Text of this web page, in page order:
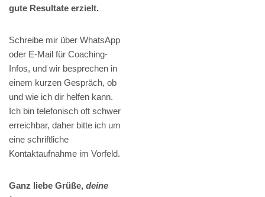
gute Resultate erzielt.
Schreibe mir über WhatsApp
oder E-Mail für Coaching-
Infos, und wir besprechen in
einem kurzen Gespräch, ob
und wie ich dir helfen kann.
Ich bin telefonisch oft schwer
erreichbar, daher bitte ich um
eine schriftliche
Kontaktaufnahme im Vorfeld.
Ganz liebe Grüße, deine